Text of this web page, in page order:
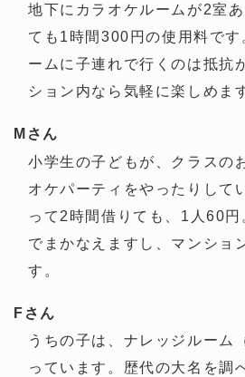
地下にカラオケルームが2室
ても1時間300円の使用料で
ームに子連れで行くのは抵抗
ション内なら気軽に楽しめま
Mさん
小学生の子どもが、クラスの
オケパーティをやったりして
って2時間借りても、1人60
でまかなえますし、マンショ
す。
Fさん
うちの子は、ナレッジルーム
っています。歴代の大名を調